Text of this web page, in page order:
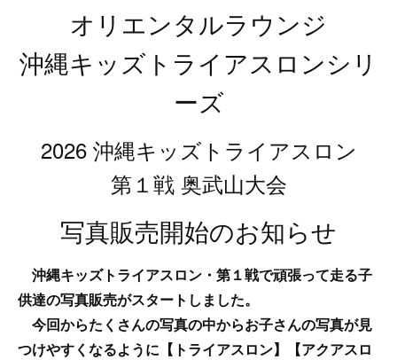
オリエンタルラウンジ
沖縄キッズトライアスロンシリ
ーズ
2026 沖縄キッズトライアスロン
第１戦 奥武山大会
写真販売開始のお知らせ
沖縄キッズトライアスロン・第１戦で頑張って走る子
供達の写真販売がスタートしました。
今回からたくさんの写真の中からお子さんの写真が見
つけやすくなるように【トライアスロン】【アクアスロ